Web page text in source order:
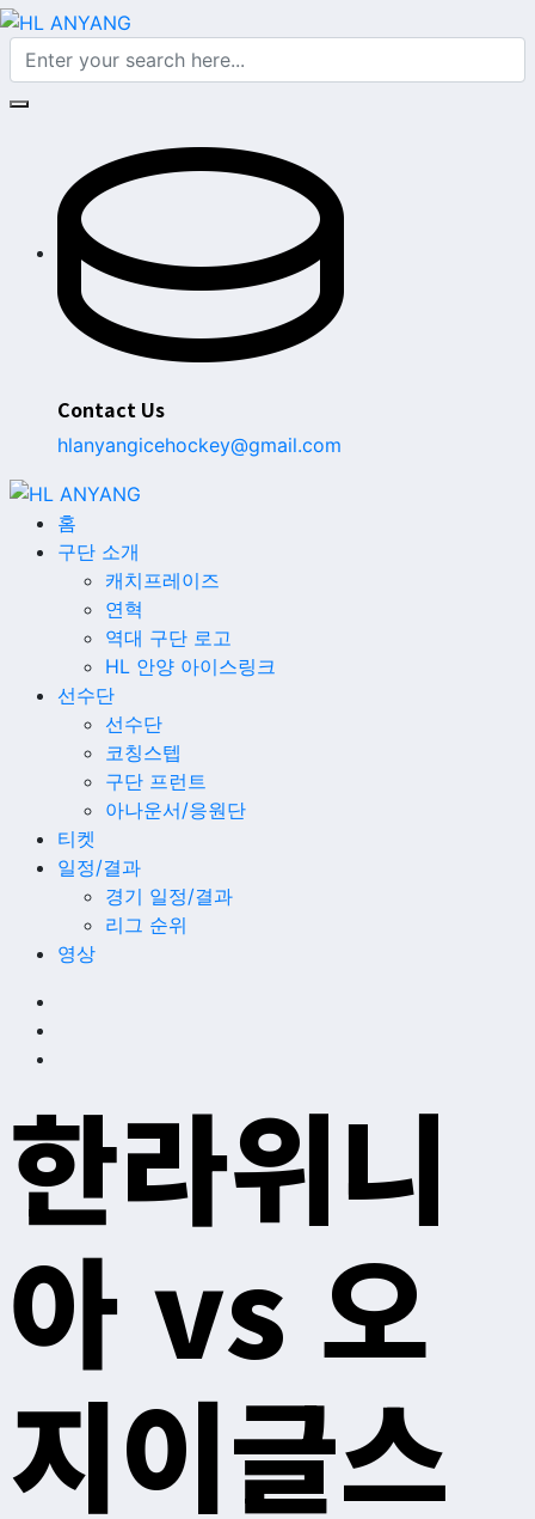
Contact Us
hlanyangicehockey@gmail.com
홈
구단 소개
캐치프레이즈
연혁
역대 구단 로고
HL 안양 아이스링크
선수단
선수단
코칭스텝
구단 프런트
아나운서/응원단
티켓
일정/결과
경기 일정/결과
리그 순위
영상
한라위니
아 vs 오
지이글스